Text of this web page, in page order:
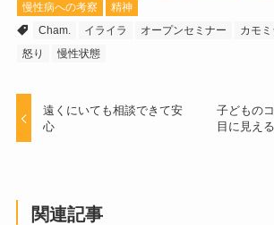
慢性病への考察
精神
Cham.
イライラ オープンセミナー カモミ
怒り
慢性状態
遠くにいても相談できて安
心
子どもの
目に見え
関連記事